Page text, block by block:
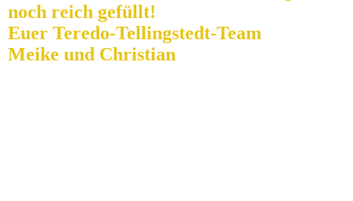
noch reich gefüllt!
Euer Teredo-Tellingstedt-Team
Meike und Christian